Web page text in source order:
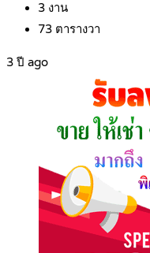
3 งาน
73 ตารางวา
3 ปี ago